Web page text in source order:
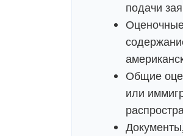
подачи
Общие
или